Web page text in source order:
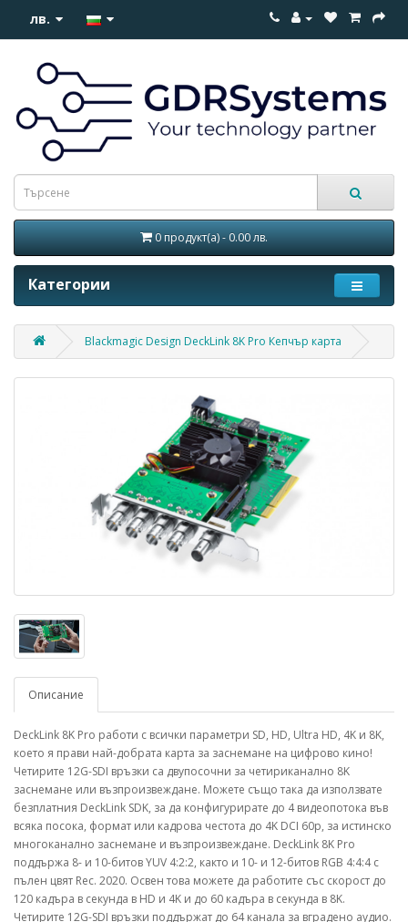
лв.
0 продукт(а) - 0.00 лв.
Категории
Blackmagic Design DeckLink 8K Pro Кепчър карта
Описание
DeckLink 8K Pro работи с всички параметри SD, HD, Ultra HD, 4K и 8K,
което я прави най-добрата карта за заснемане на цифрово кино!
Четирите 12G-SDI връзки са двупосочни за четириканално 8K
заснемане или възпроизвеждане. Можете също така да използвате
безплатния DeckLink SDK, за да конфигурирате до 4 видеопотока във
всяка посока, формат или кадрова честота до 4K DCI 60p, за истинско
многоканално заснемане и възпроизвеждане. DeckLink 8K Pro
поддържа 8- и 10-битов YUV 4:2:2, както и 10- и 12-битов RGB 4:4:4 с
пълен цвят Rec. 2020. Освен това можете да работите със скорост до
120 кадъра в секунда в HD и 4K и до 60 кадъра в секунда в 8K.
Четирите 12G-SDI връзки поддържат до 64 канала за вградено аудио.